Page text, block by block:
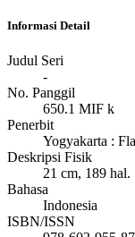
Informasi Detail
Judul Seri
-
No. Panggil
650.1 MIF k
Penerbit
Yogyakarta :
Deskripsi Fisik
21 cm, 189 hal.
Bahasa
Indonesia
ISBN/ISSN